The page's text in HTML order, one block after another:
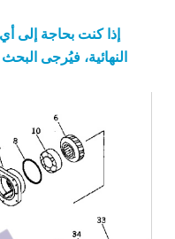
إذا كنت بحاجة إلى
النهائية، فيُرجى